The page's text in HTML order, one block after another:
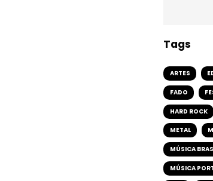
Tags
ARTES
FADO
HARD ROCK
METAL
MÚSICA
MÚSICA